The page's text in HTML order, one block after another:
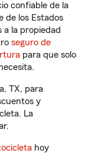
confiable de la
de los Estados
a la propiedad
seguro de
para que solo
TX, para
y
La
hoy